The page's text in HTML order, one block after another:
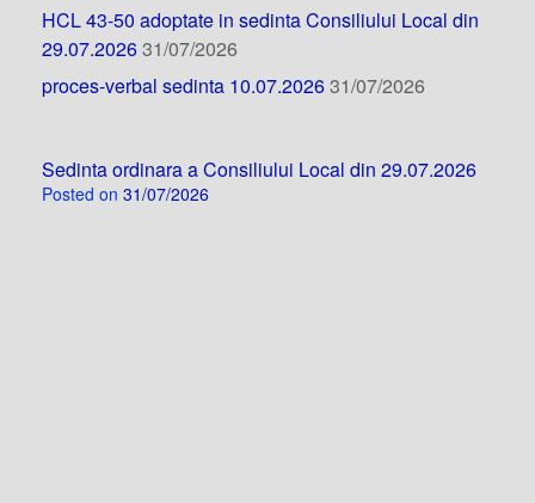
HCL 43-50 adoptate in sedinta Consiliului Local din
29.07.202631/07/2026
proces-verbal sedinta 10.07.202631/07/2026
Sedinta ordinara a Consiliului Local din 29.07.2026
Posted on 31/07/2026